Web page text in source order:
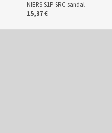
NIERS S1P SRC sandal
15,87 €